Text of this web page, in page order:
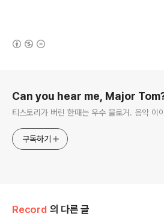
Can you hear me, Major
티스토리가 버린 한때는 우수 블로거. 음악 이
구독하기
Record 의 다른 글